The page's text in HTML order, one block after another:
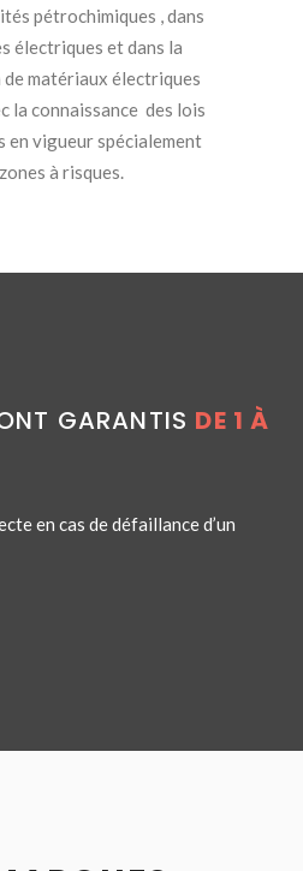
pétrochimiques , dans
électriques et dans la
matériaux électriques
la connaissance des lois
vigueur spécialement
à risques.
GARANTIS DE 1 À
en cas de défaillance d’un